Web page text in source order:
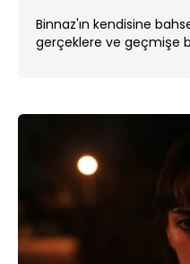
Binnaz'ın kendisine
gerçeklere ve geçmişe